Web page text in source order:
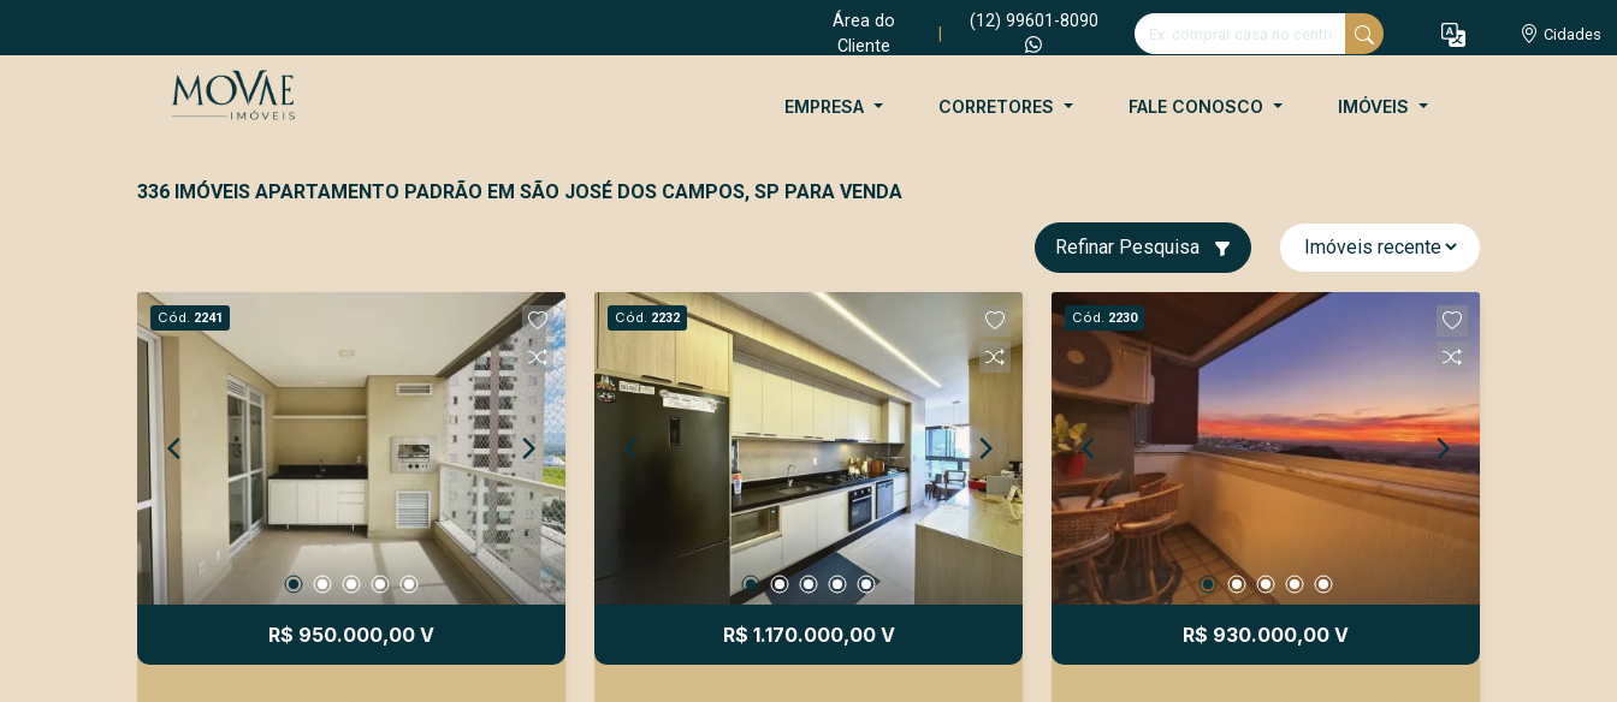
Área do
Cliente
(12) 99601-8090
Cidades
EMPRESA CORRETORES FALE CONOSCO IMÓVEIS
336 IMÓVEIS APARTAMENTO PADRÃO EM SÃO JOSÉ DOS CAMPOS, SP PARA VENDA
Refinar Pesquisa
Cód. 2241
R$ 950.000,00 V
Cód. 2232
R$ 1.170.000,00 V
Cód. 2230
R$ 930.000,00 V